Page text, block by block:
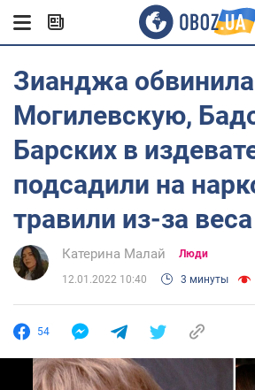
Зианджа обвинила
Могилевскую,
Барских в
подсадили на
травили из-за веса
Катерина Малай Люди
12.01.2022 10:40 3 минуты
54